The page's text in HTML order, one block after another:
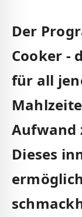
Der
Cooker -
für all
Aufwand
⁣Dieses